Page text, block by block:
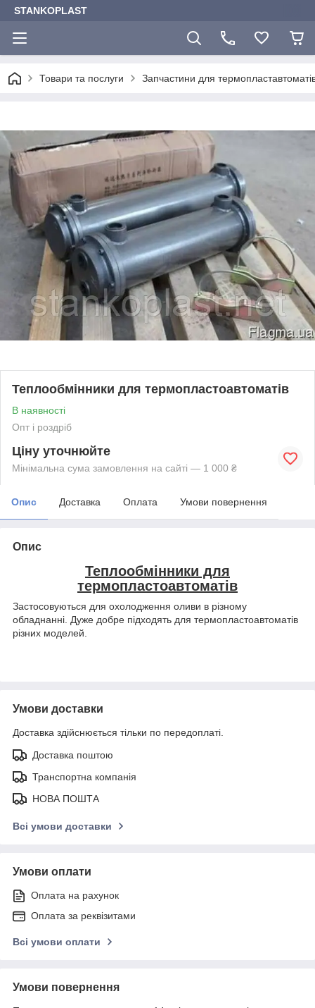
STANKOPLAST
Товари та послуги Запчастини для
Теплообмінники для термопластоавтоматів
В наявності
Опт і роздріб
Ціну уточнюйте
Мінімальна сума замовлення на сайті — 1 000 ₴
Опис Доставка Оплата Умови повернення
Опис
Теплообмінники для
термопластоавтоматів
Застосовуються для охолодження оливи в різному
обладнанні. Дуже добре підходять для термопластоавтоматів
різних моделей.
Умови доставки
Доставка здійснюється тільки по передоплаті.
Доставка поштою
Транспортна компанія
НОВА ПОШТА
Всі умови доставки
Умови оплати
Оплата на рахунок
Оплата за реквізитами
Всі умови оплати
Умови повернення